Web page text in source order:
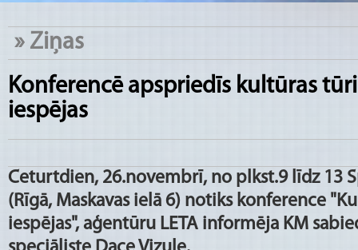
» Ziņas
Konferencē apspriedīs kultūras
iespējas
Ceturtdien, 26.novembrī, no plkst.9 līdz 13
(Rīgā, Maskavas ielā 6) notiks konference
iespējas", aģentūru LETA informēja KM